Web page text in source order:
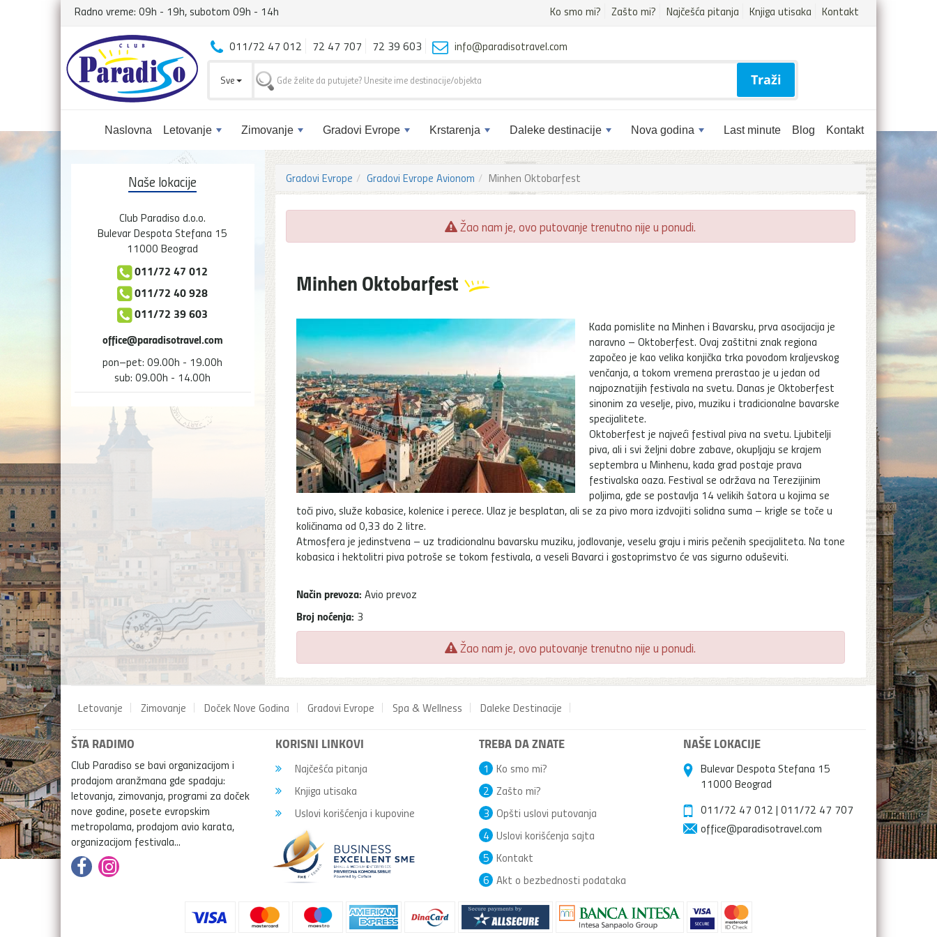
Radno vreme: 09h - 19h, subotom 09h - 14h Ko smo mi? Zašto mi? Najčešća pitanja Knjiga utisaka Kontakt
Naslovna Letovanje Zimovanje Gradovi Evrope Krstarenja Daleke destinacije Nova godina Last minute Blog Kontakt
011/72 47 012 72 47 707 72 39 603 info@paradisotravel.com
Sve Traži
Naše lokacije
Club Paradiso d.o.o.
Bulevar Despota Stefana 15
11000 Beograd
011/72 47 012
011/72 40 928
011/72 39 603
office@paradisotravel.com
pon–pet: 09.00h - 19.00h
sub: 09.00h - 14.00h
Gradovi Evrope Gradovi Evrope Avionom Minhen Oktobarfest
Žao nam je, ovo putovanje trenutno nije u ponudi.
Minhen Oktobarfest
Kada pomislite na Minhen i Bavarsku, prva asocijacija je
naravno – Oktoberfest. Ovaj zaštitni znak regiona
započeo je kao velika konjička trka povodom kraljevskog
venčanja, a tokom vremena prerastao je u jedan od
najpoznatijih festivala na svetu. Danas je Oktoberfest
sinonim za veselje, pivo, muziku i tradicionalne bavarske
specijalitete.
Oktoberfest je najveći festival piva na svetu. Ljubitelji
piva, ali i svi željni dobre zabave, okupljaju se krajem
septembra u Minhenu, kada grad postaje prava
festivalska oaza. Festival se održava na Terezijinim
poljima, gde se postavlja 14 velikih šatora u kojima se
toči pivo, služe kobasice, kolenice i perece. Ulaz je besplatan, ali se za pivo mora izdvojiti solidna suma – krigle se toče u
količinama od 0,33 do 2 litre.
Atmosfera je jedinstvena – uz tradicionalnu bavarsku muziku, jodlovanje, veselu graju i miris pečenih specijaliteta. Na tone
kobasica i hektolitri piva potroše se tokom festivala, a veseli Bavarci i gostoprimstvo će vas sigurno oduševiti.
Način prevoza: Avio prevoz
Broj noćenja: 3
Žao nam je, ovo putovanje trenutno nije u ponudi.
Letovanje Zimovanje Doček Nove Godina Gradovi Evrope Spa & Wellness Daleke Destinacije
ŠTA RADIMO
Club Paradiso se bavi organizacijom i
prodajom aranžmana gde spadaju:
letovanja, zimovanja, programi za doček
nove godine, posete evropskim
metropolama, prodajom avio karata,
organizacijom festivala...
KORISNI LINKOVI
Najčešća pitanja
Knjiga utisaka
Uslovi korišćenja i kupovine
TREBA DA ZNATE
Ko smo mi?
1
Zašto mi?
2
Opšti uslovi putovanja
3
Uslovi korišćenja sajta
4
Kontakt
5
Akt o bezbednosti podataka
6
NAŠE LOKACIJE
Bulevar Despota Stefana 15
11000 Beograd
011/72 47 012 | 011/72 47 707
office@paradisotravel.com